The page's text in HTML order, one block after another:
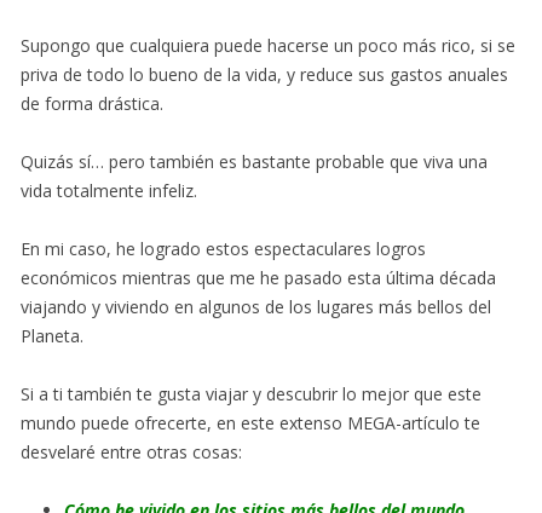
Supongo que cualquiera puede hacerse un poco más rico, si se
priva de todo lo bueno de la vida, y reduce sus gastos anuales
de forma drástica.
Quizás sí… pero también es bastante probable que viva una
vida totalmente infeliz.
En mi caso, he logrado estos espectaculares logros
económicos mientras que me he pasado esta última década
viajando y viviendo en algunos de los lugares más bellos del
Planeta.
Si a ti también te gusta viajar y descubrir lo mejor que este
mundo puede ofrecerte, en este extenso MEGA-artículo te
desvelaré entre otras cosas: